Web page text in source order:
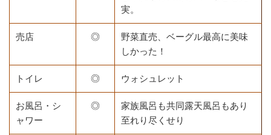
実。
売店 ◎
野菜直売、ベーグル最高に美味
しかった！
トイレ ◎ ウォシュレット
お風呂・シ
ャワー
◎
家族風呂も共同露天風呂もあり
至れり尽くせり